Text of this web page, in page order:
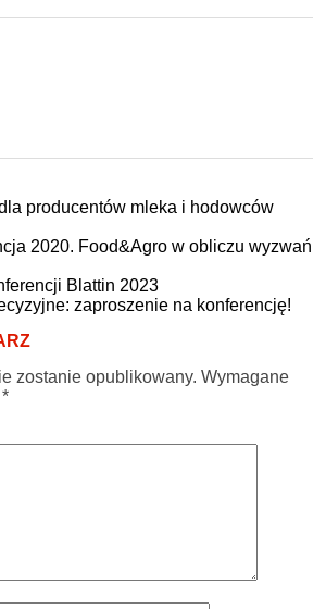
producentów mleka i hodowców
2020. Food&Agro w obliczu wyzwań
Blattin 2023
zaproszenie na konferencję!
zostanie opublikowany. Wymagane
*